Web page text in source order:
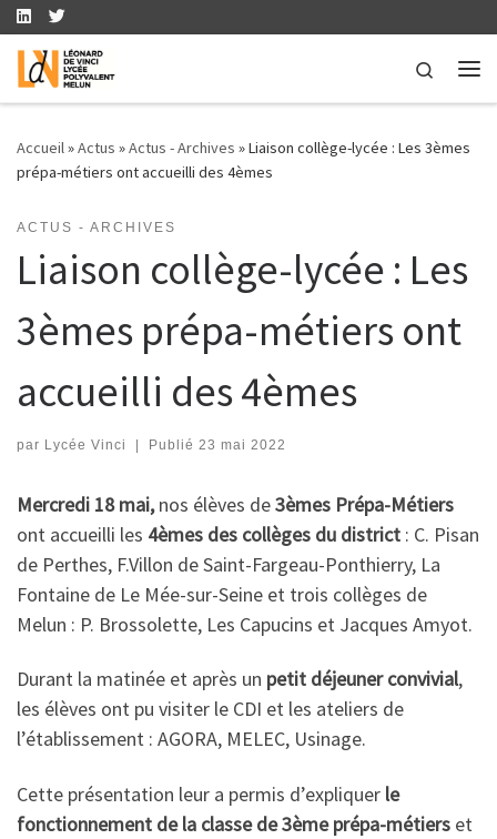
Skip to content
Search
Accueil»Actus »Actus - Archives »Liaison collège-lycée : Les 3èmes
prépa-métiers ont accueilli des 4èmes
ACTUS - ARCHIVES
Liaison collège-lycée : Les
3èmes prépa-métiers ont
accueilli des 4èmes
par Lycée Vinci | Publié 23 mai 2022
Mercredi 18 mai,nos élèves de3èmes Prépa-Métiers
ont accueilli les 4èmes des collèges du district : C. Pisan
de Perthes, F.Villon de Saint-Fargeau-Ponthierry, La
Fontaine de Le Mée-sur-Seine et trois collèges de
Melun : P. Brossolette, Les Capucins et Jacques Amyot.
Durant la matinée et après un petit déjeuner convivial,
les élèves ont pu visiter le CDI et les ateliers de
l’établissement : AGORA, MELEC, Usinage.
Cette présentation leur a permis d’expliquer le
fonctionnement de la classe de 3ème prépa-métiers et